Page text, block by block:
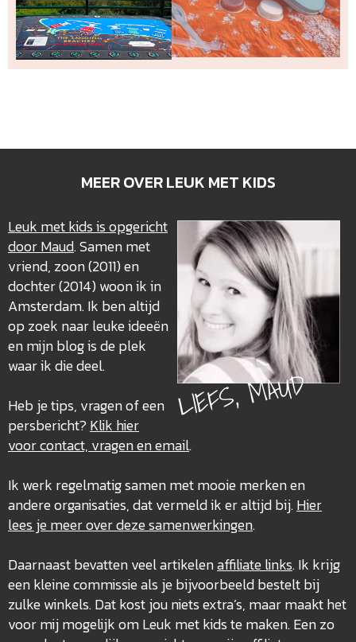
MEER OVER LEUK MET KIDS
LIEFS, MAUD
Leuk met kids is opgericht
door Maud. Samen met
vriend, zoon (2011) en
dochter (2014) woon ik in
Amsterdam. Ik ben altijd
op zoek naar leuke ideeën
en mijn blog is de plek
waar ik die deel.
Heb je tips, vragen of een
persbericht?Klik hier
voor contact, vragen en email.
Ik werk regelmatig samen met mooie merken en
andere organisaties, dat vermeld ik er altijd bij.Hier
lees je meer over dezesamenwerkingen.
Daarnaast bevatten veel artikelenaffiliate links. Ik krijg
een kleine commissie als je bijvoorbeeld bestelt bij
zulke winkels. Dat kost jou niets extra’s, maar maakt het
voor mij mogelijk om Leuk met kids te maken. Een zo